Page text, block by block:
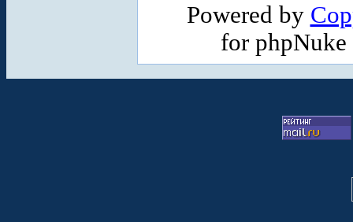
Powered by
for